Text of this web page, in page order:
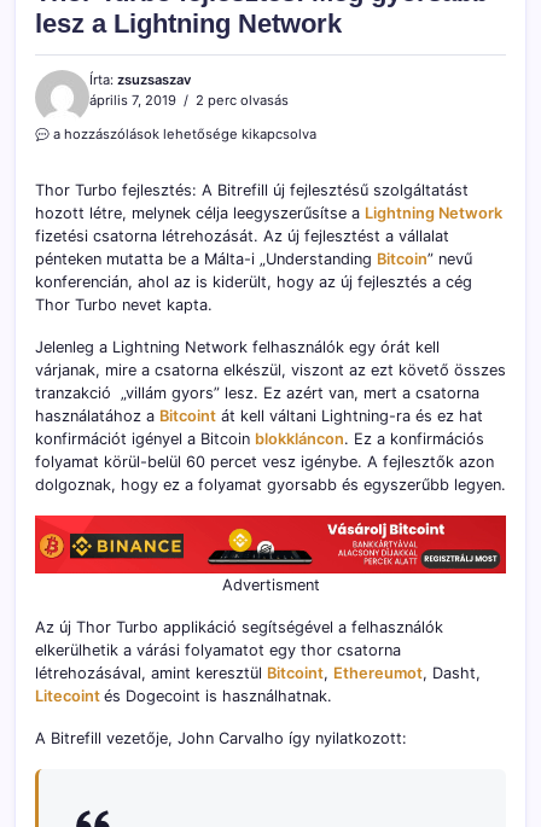
lesz a Lightning Network
Írta: zsuzsaszav
április 7, 2019
2 perc olvasás
Thor
Még
gyorsabb
lesz
a
Lightning
Network
a hozzászólások lehetősége kikapcsolva
Thor Turbo fejlesztés: A Bitrefill új fejlesztésű szolgáltatást
hozott létre, melynek célja leegyszerűsítse a Lightning Network
fizetési csatorna létrehozását. Az új fejlesztést a vállalat
pénteken mutatta be a Málta-i „Understanding Bitcoin” nevű
konferencián, ahol az is kiderült, hogy az új fejlesztés a cég
Thor Turbo nevet kapta.
Jelenleg a Lightning Network felhasználók egy órát kell
várjanak, mire a csatorna elkészül, viszont az ezt követő összes
tranzakció „villám gyors” lesz. Ez azért van, mert a csatorna
használatához a Bitcoint át kell váltani Lightning-ra és ez hat
konfirmációt igényel a Bitcoin blokkláncon. Ez a konfirmációs
folyamat körül-belül 60 percet vesz igénybe. A fejlesztők azon
dolgoznak, hogy ez a folyamat gyorsabb és egyszerűbb legyen.
Advertisment
Az új Thor Turbo applikáció segítségével a felhasználók
elkerülhetik a várási folyamatot egy thor csatorna
létrehozásával, amint keresztül Bitcoint, Ethereumot, Dasht,
Litecoint és Dogecoint is használhatnak.
A Bitrefill vezetője, John Carvalho így nyilatkozott: